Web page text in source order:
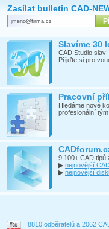
Zasílat bulletin CAD-
Slavíme 30
CAD Studio
Přijďte si pro
Pracovní
Hledáme nové
profesionální
9.100+ CAD
▶ nejnovější
▶ nejnovější
8810 odběratelů a 2062